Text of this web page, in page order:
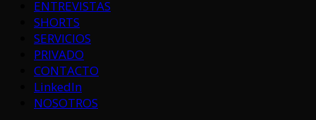
ENTREVISTAS
SHORTS
SERVICIOS
PRIVADO
CONTACTO
LinkedIn
NOSOTROS